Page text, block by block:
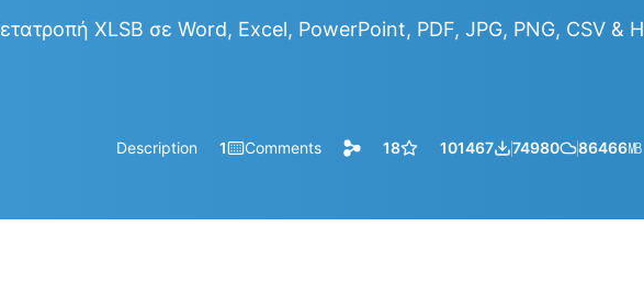
XLSB σε Word, Excel, PowerPoint, PDF, JPG, PNG, CSV &
Description 1 Comments 18 101467 74980 86466㎆︎